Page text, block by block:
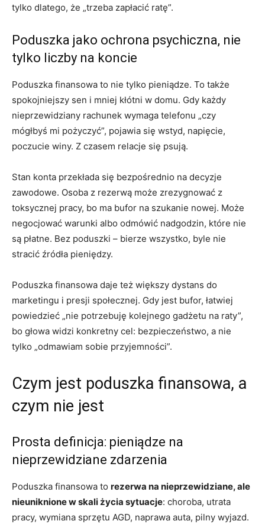
tylko dlatego, że „trzeba zapłacić ratę”.
Poduszka jako ochrona psychiczna, nie
tylko liczby na koncie
Poduszka finansowa to nie tylko pieniądze. To także
spokojniejszy sen i mniej kłótni w domu. Gdy każdy
nieprzewidziany rachunek wymaga telefonu „czy
mógłbyś mi pożyczyć”, pojawia się wstyd, napięcie,
poczucie winy. Z czasem relacje się psują.
Stan konta przekłada się bezpośrednio na decyzje
zawodowe. Osoba z rezerwą może zrezygnować z
toksycznej pracy, bo ma bufor na szukanie nowej. Może
negocjować warunki albo odmówić nadgodzin, które nie
są płatne. Bez poduszki – bierze wszystko, byle nie
stracić źródła pieniędzy.
Poduszka finansowa daje też większy dystans do
marketingu i presji społecznej. Gdy jest bufor, łatwiej
powiedzieć „nie potrzebuję kolejnego gadżetu na raty”,
bo głowa widzi konkretny cel: bezpieczeństwo, a nie
tylko „odmawiam sobie przyjemności”.
Czym jest poduszka finansowa, a
czym nie jest
Prosta definicja: pieniądze na
nieprzewidziane zdarzenia
Poduszka finansowa to rezerwa na nieprzewidziane, ale
nieuniknione w skali życia sytuacje: choroba, utrata
pracy, wymiana sprzętu AGD, naprawa auta, pilny wyjazd.